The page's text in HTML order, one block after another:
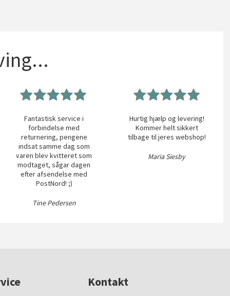
Fantastisk service i
forbindelse med
returnering, pengene
indsat samme dag som
varen blev kvitteret som
modtaget, sågar dagen
efter afsendelse med
PostNord! ;)
Tine Pedersen
Hurtig hjælp og levering!
Kommer helt sikkert
tilbage til jeres webshop!
Maria Siesby
Kontakt